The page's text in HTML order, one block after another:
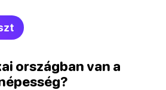
országban van a